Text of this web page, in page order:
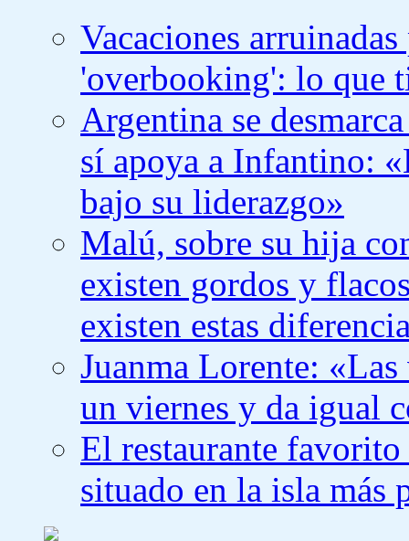
Vacaciones
'overbooking': lo que
Argentina se
sí apoya a Infantino:
bajo su liderazgo»
Malú, sobre su hija
existen gordos y
existen estas
Juanma Lorente:
un viernes y da igual
El restaurante favorito
situado en la isla más